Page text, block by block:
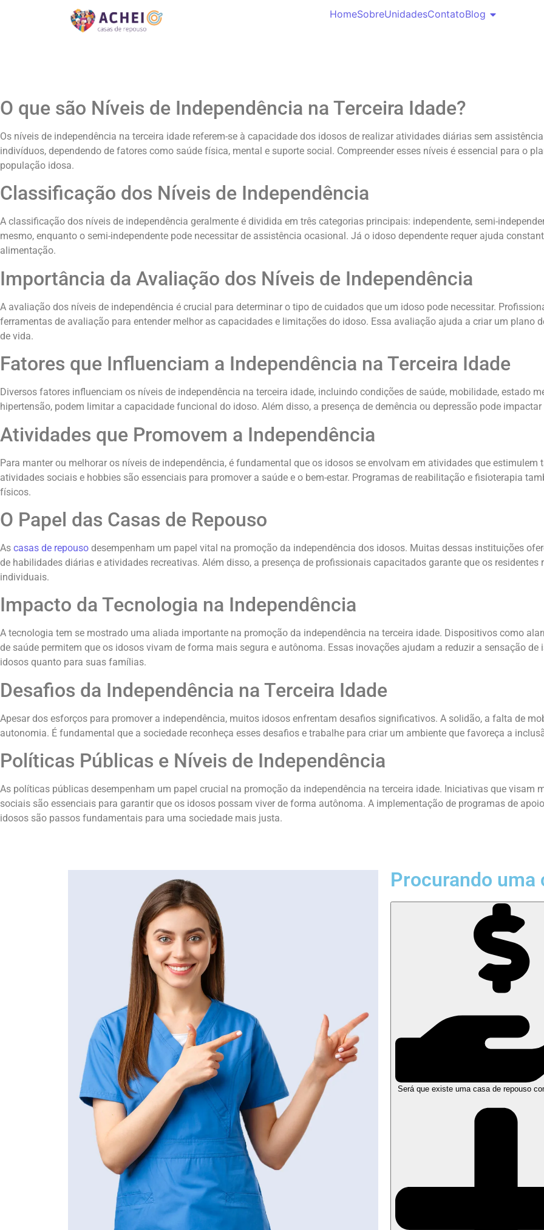
HomeSobreUnidadesContatoBlog
O que são Níveis de Independência na Terceira Idade?
Os níveis de independência na terceira idade referem-se à capacidade dos idosos de realizar atividades diárias sem
indivíduos, dependendo de fatores como saúde física, mental e suporte social. Compreender esses níveis é essencial para o
população idosa.
Classificação dos Níveis de Independência
A classificação dos níveis de independência geralmente é dividida em três categorias principais: independente, semi-
mesmo, enquanto o semi-independente pode necessitar de assistência ocasional. Já o idoso dependente requer ajuda
alimentação.
Importância da Avaliação dos Níveis de Independência
A avaliação dos níveis de independência é crucial para determinar o tipo de cuidados que um idoso pode necessitar.
ferramentas de avaliação para entender melhor as capacidades e limitações do idoso. Essa avaliação ajuda a criar um plano
de vida.
Fatores que Influenciam a Independência na Terceira Idade
Diversos fatores influenciam os níveis de independência na terceira idade, incluindo condições de saúde, mobilidade, estado
hipertensão, podem limitar a capacidade funcional do idoso. Além disso, a presença de demência ou depressão pode
Atividades que Promovem a Independência
Para manter ou melhorar os níveis de independência, é fundamental que os idosos se envolvam em atividades que
atividades sociais e hobbies são essenciais para promover a saúde e o bem-estar. Programas de reabilitação e fisioterapia
físicos.
O Papel das Casas de Repouso
As casas de repouso desempenham um papel vital na promoção da independência dos idosos. Muitas dessas instituições
de habilidades diárias e atividades recreativas. Além disso, a presença de profissionais capacitados garante que os
individuais.
Impacto da Tecnologia na Independência
A tecnologia tem se mostrado uma aliada importante na promoção da independência na terceira idade. Dispositivos como
de saúde permitem que os idosos vivam de forma mais segura e autônoma. Essas inovações ajudam a reduzir a sensação
idosos quanto para suas famílias.
Desafios da Independência na Terceira Idade
Apesar dos esforços para promover a independência, muitos idosos enfrentam desafios significativos. A solidão, a falta de
autonomia. É fundamental que a sociedade reconheça esses desafios e trabalhe para criar um ambiente que favoreça a
Políticas Públicas e Níveis de Independência
As políticas públicas desempenham um papel crucial na promoção da independência na terceira idade. Iniciativas que visam
sociais são essenciais para garantir que os idosos possam viver de forma autônoma. A implementação de programas de
idosos são passos fundamentais para uma sociedade mais justa.
Procurando uma
Será que existe uma casa de repouso